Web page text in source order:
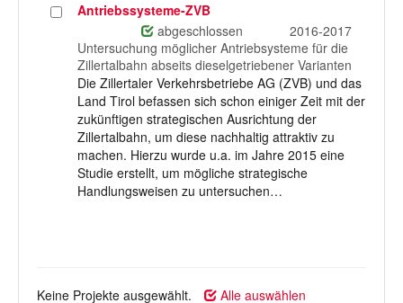
ProjektAntriebssysteme-ZVB
abgeschlossen
2016-2017
Untersuchung möglicher Antriebsysteme für die
Zillertalbahn abseits dieselgetriebener Varianten
Die Zillertaler Verkehrsbetriebe AG (ZVB) und das
Land Tirol befassen sich schon einiger Zeit mit der
zukünftigen strategischen Ausrichtung der
Zillertalbahn, um diese nachhaltig attraktiv zu
machen. Hierzu wurde u.a. im Jahre 2015 eine
Studie erstellt, um mögliche strategische
Handlungsweisen zu untersuchen…
Keine Projekte ausgewählt. Alle auswählen